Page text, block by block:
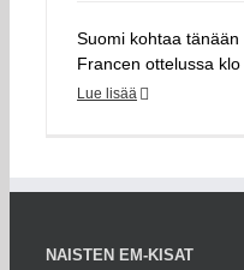
Suomi kohtaa
Francen ottelussa
Lue lisää
NAISTEN EM-KISAT